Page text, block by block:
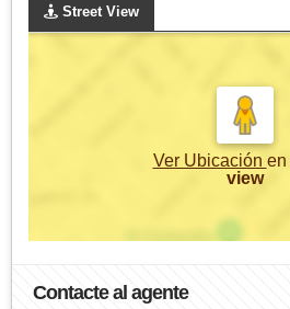
Street View
Ver Ubicación en
view
Contacte al agente